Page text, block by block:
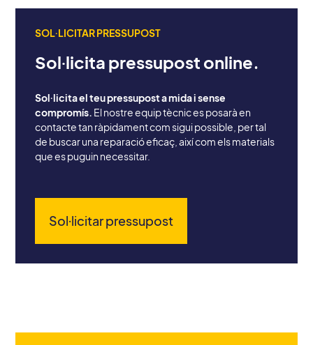
SOL·LICITAR PRESSUPOST
Sol·licita pressupost online.
Sol·licita el teu pressupost a mida i sense
compromís. El nostre equip tècnic es posarà en
contacte tan ràpidament com sigui possible, per tal
de buscar una reparació eficaç, així com els materials
que es puguin necessitar.
Sol·licitar pressupost